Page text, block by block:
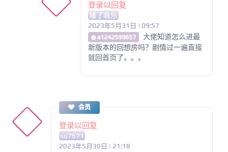
登录以回复
矮了哀乐
2023年5月31日 | 09:57
@ a1242599657
大佬知道怎么进最
新版本的回想房吗？剧情过一遍直接
就回首页了。。。
会员
登录以回复
su7671
2023年5月30日 | 21:18